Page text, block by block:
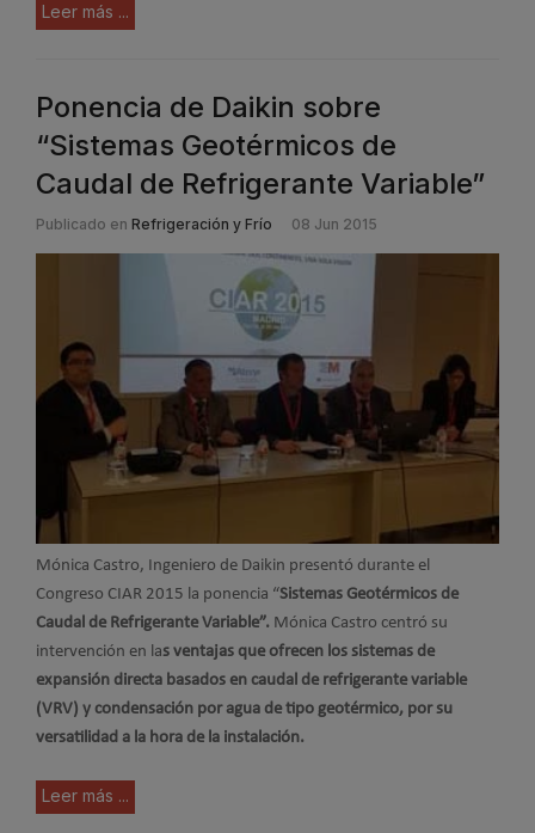
Leer más ...
Ponencia de Daikin sobre
“Sistemas Geotérmicos de
Caudal de Refrigerante Variable”
Publicado en Refrigeración y Frío 08 Jun 2015
Mónica Castro, Ingeniero de Daikin presentó durante el
Congreso CIAR 2015 la ponencia “Sistemas Geotérmicos de
Caudal de Refrigerante Variable”. Mónica Castro centró su
intervención en las ventajas que ofrecen los sistemas de
expansión directa basados en caudal de refrigerante variable
(VRV) y condensación por agua de tipo geotérmico, por su
versatilidad a la hora de la instalación.
Leer más ...